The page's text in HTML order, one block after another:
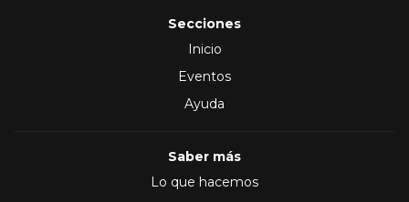
Secciones
Inicio
Eventos
Ayuda
Saber más
Lo que hacemos